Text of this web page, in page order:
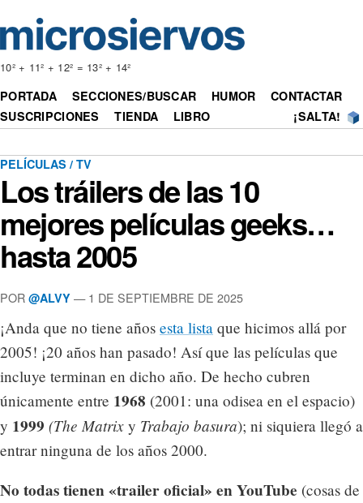
10² + 11² + 12² = 13² + 14²
PORTADA SECCIONES/BUSCAR HUMOR
CONTACTAR
SUSCRIPCIONES
TIENDA LIBRO ¡SALTA!
PELÍCULAS / TV
Los tráilers de las 10
mejores películas geeks…
hasta 2005
POR @ALVY — 1 DE SEPTIEMBRE DE 2025
¡Anda que no tiene años esta lista que hicimos allá por
2005! ¡20 años han pasado! Así que las películas que
incluye terminan en dicho año. De hecho cubren
únicamente entre 1968 (2001: una odisea en el espacio)
y 1999 (The Matrix y Trabajo basura); ni siquiera llegó a
entrar ninguna de los años 2000.
No todas tienen «trailer oficial» en YouTube (cosas de